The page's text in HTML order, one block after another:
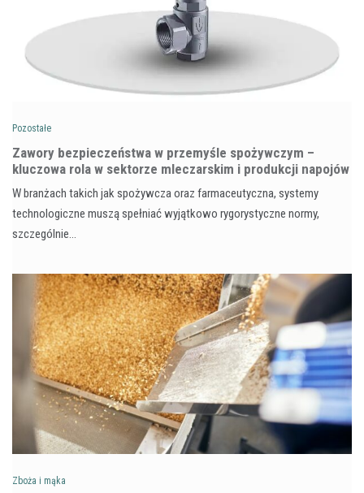
Pozostałe
Zawory bezpieczeństwa w przemyśle spożywczym –
kluczowa rola w sektorze mleczarskim i produkcji napojów
W branżach takich jak spożywcza oraz farmaceutyczna, systemy
technologiczne muszą spełniać wyjątkowo rygorystyczne normy,
szczególnie…
Zboża i mąka